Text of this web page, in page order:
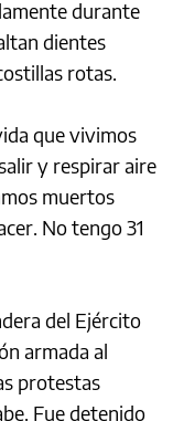
durante
dientes
rotas.
que vivimos
y respirar aire
muertos
No tengo 31
del Ejército
armada al
protestas
Fue detenido